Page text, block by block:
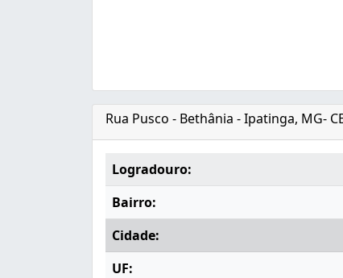
Rua Pusco - Bethânia - Ipatinga, MG-
Logradouro:
Bairro:
Cidade:
UF: